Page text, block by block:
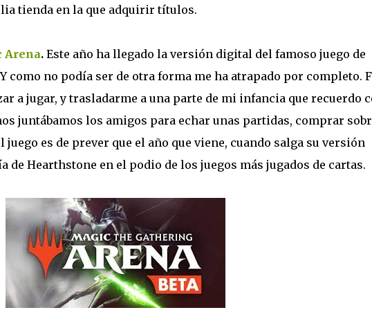
tienda en la que adquirir títulos.
Arena. Este año ha llegado la versión digital del famoso juego de
como no podía ser de otra forma me ha atrapado por completo.
a jugar, y trasladarme a una parte de mi infancia que recuerdo
juntábamos los amigos para echar unas partidas, comprar
es de prever que el año que viene, cuando salga su versión
Hearthstone en el podio de los juegos más jugados de cartas.